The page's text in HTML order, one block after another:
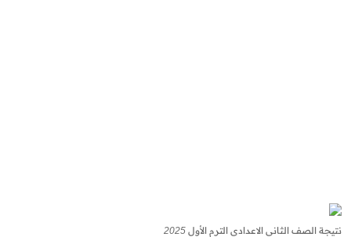
نتيجة الصف الثاني الاعدادي الترم الأول 2025